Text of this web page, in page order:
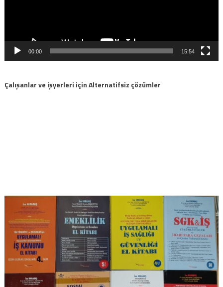
00:00 15:54
Çalışanlar ve işyerleri için Alternatifsiz çözümler